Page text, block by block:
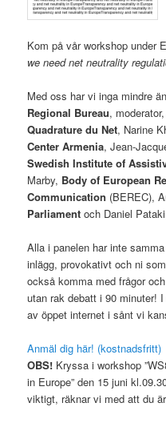
Kom på vår workshop under
we need net neutrality
Med oss har vi inga mindre
Regional Bureau,
Quadrature du Net, Narine
Center Armenia, Jean-
Swedish Institute of
Marby, Body of European
Communication (BEREC),
Parliament och Daniel
Alla i panelen har inte
inlägg, provokativt och ni
också komma med frågor
utan rak debatt i 90 minuter!
av öppet internet i sånt vi
Anmäl dig här! (kostnadsfritt)
OBS! Kryssa i workshop
in Europe” den 15 juni
viktigt, räknar vi med att du